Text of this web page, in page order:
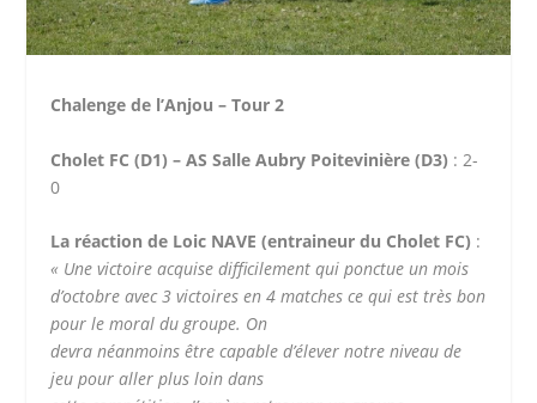
Chalenge de l’Anjou – Tour 2
Cholet FC (D1) – AS Salle Aubry Poitevinière (D3) : 2-
0
La réaction de Loic NAVE (entraineur du Cholet FC) :
« Une victoire acquise difficilement qui ponctue un mois
d’octobre avec 3 victoires en 4 matches ce qui esttrès bon
pour le moral du groupe. On
devranéanmoins être capable d’élever notre niveau de
jeu pour aller plus loin dans